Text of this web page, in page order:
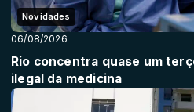
Novidades
06/08/2026
Rio concentra quase um
ilegal da medicina